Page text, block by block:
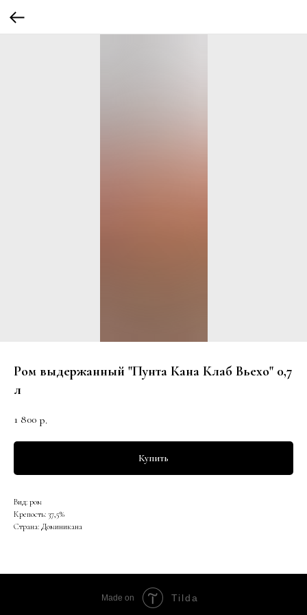
Ром выдержанный "Пунта Кана Клаб Вьехо" 0,7
л
1 800 р.
Купить
Вид: ром
Крепость: 37,5%
Страна: Доминикана
Made on Tilda